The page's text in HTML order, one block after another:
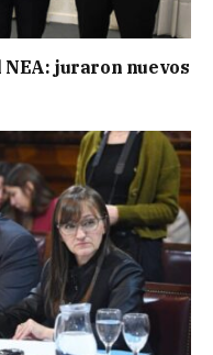
juraron nuevos